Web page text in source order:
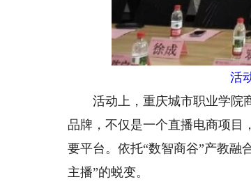
活
活动上，重庆城市职业学院商
品牌，不仅是一个直播电商项目
要平台。依托“数智商谷”产教融
主播”的蜕变。